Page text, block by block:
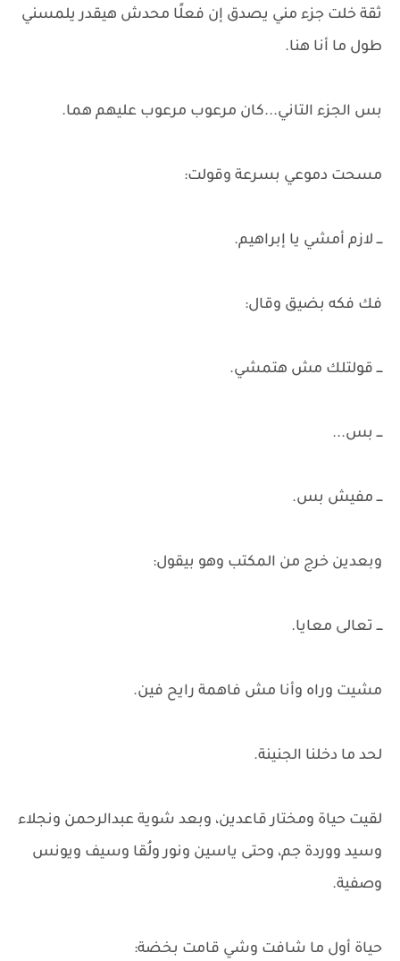
ثقة خلت جزء مني يصدق إن فعلًا محدش هيقدر يلمسني
طول ما أنا هنا.
بس الجزء التاني...كان مرعوب مرعوب عليهم هما.
مسحت دموعي بسرعة وقولت:
ـــ لازم أمشي يا إبراهيم.
فك فكه بضيق وقال:
ـــ قولتلك مش هتمشي.
ـــ بس...
ـــ مفيش بس.
وبعدين خرج من المكتب وهو بيقول:
ـــ تعالى معايا.
مشيت وراه وأنا مش فاهمة رايح فين.
لحد ما دخلنا الجنينة.
لقيت حياة ومختار قاعدين، وبعد شوية عبدالرحمن ونجلاء
وسيد ووردة جم، وحتى ياسين ونور ولُقا وسيف ويونس
وصفية.
حياة أول ما شافت وشي قامت بخضة: